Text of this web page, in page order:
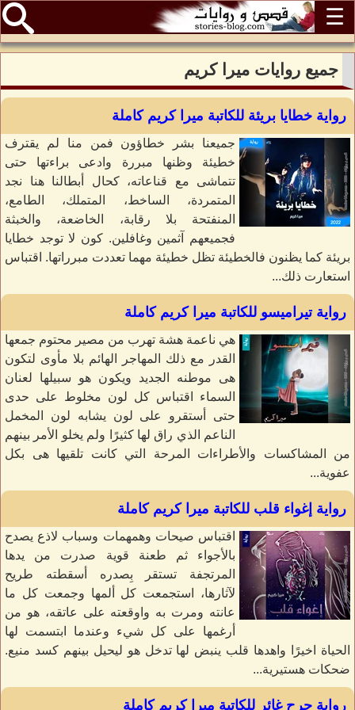
☰
جميع روايات ميرا كريم
رواية خطايا بريئة للكاتبة ميرا كريم كاملة
جميعنا بشر خطاؤون فمن منا لم يقترف
خطيئة وظنها مبررة وادعى براءتها حتى
تتماشى مع قناعاته، كحال أبطالنا هنا نجد
المتمردة، الساخط، المتملك، الطامع،
المنفتحة بلا رقابة، الخاضعة، والخبثة
فجميعهم آثمين وغافلين. كون لا توجد خطايا
بريئة كما يظنون فالخطيئة تظل خطيئة مهما تعددت مبرراتها. اقتباس
استعارت ذلك...
رواية تيراميسو للكاتبة ميرا كريم كاملة
هي ناعمة هشة تهرب من مصير محتوم جمعها
القدر مع ذلك المهاجر الهائم بلا مأوى لتكون
هى موطنه الجديد ويكون هو سبيلها لعنان
السماء اقتباس كل لون مخلوط على حدى
حتى أستقرو على لون يشابه لون المخمل
الناعم الذي راق لها كثيرًا ولم يخلو الأمر بينهم
من المشاكسات والأطراءات المرحة التي كانت تلقيها هى بكل
عفوية...
رواية إغواء قلب للكاتبة ميرا كريم كاملة
اقتباس صيحات وهمهمات وسباب لاذع يصدح
بالأجواء ثم طعنة قوية صدرت من يدها
المرتجفة تستقر بِصدره أسقطته طريح
لآثارها، استجمعت كل ألمها وجمعت كل ما
عانته ومرت به واوقعته على عاتقه، هو من
أرغمها على كل شيء وعندما ابتسمت لها
الحياة اخيرًا واهدها قلب ينبض لها تدخل هو ليحيل بينهم كسد منيع.
ضحكات هستيرية...
رواية جرح غائر للكاتبة ميرا كريم كاملة